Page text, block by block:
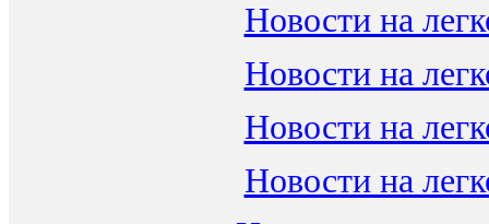
Новости на
Новости на
Новости на
Новости на